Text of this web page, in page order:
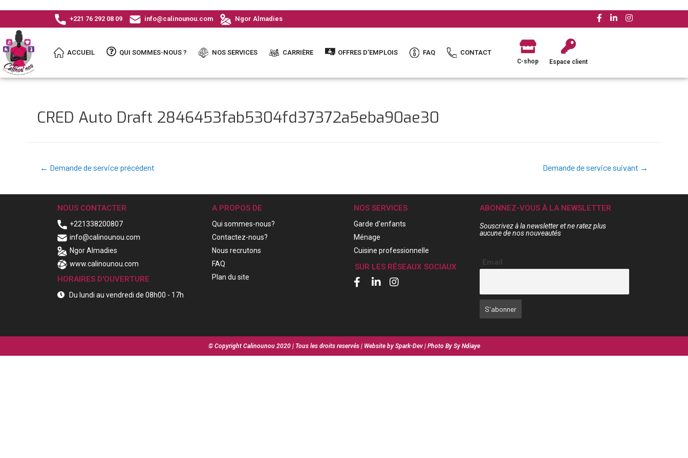
+221 76 292 08 09 info@calinounou.com Ngor Almadies
ACCUEIL QUI SOMMES-NOUS ? NOS SERVICES CARRIÈRE OFFRES D’EMPLOIS FAQ CONTACT
C-shop Espace client
CRED Auto Draft 2846453fab5304fd37372a5eba90ae30
← Demande de service précédent Demande de service suivant →
NOUS CONTACTER
+221338200807
info@calinounou.com
Ngor Almadies
www.calinounou.com
HORAIRES D'OUVERTURE
Du lundi au vendredi de 08h00 - 17h
A PROPOS DE
Qui sommes-nous?
Contactez-nous?
Nous recrutons
FAQ
Plan du site
NOS SERVICES
Garde d'enfants
Ménage
Cuisine professionnelle
SUR LES RÉSEAUX SOCIAUX
ABONNEZ-VOUS À LA NEWSLETTER
Souscrivez à la newsletter et ne ratez plus
aucune de nos nouveautés
Email
© Copyright Calinounou 2020 | Tous les droits reservés | Website by Spark-Dev | Photo By Sy Ndiaye